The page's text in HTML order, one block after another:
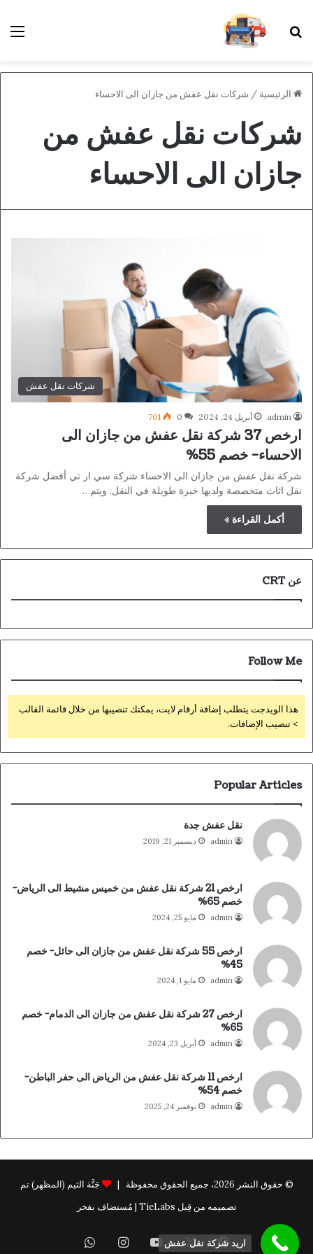
بحث عن
الرئيسية / شركات نقل عفش من جازان الى الاحساء
شركات نقل عفش من
جازان الى الاحساء
شركات نقل عفش
admin أبريل 24, 2024 0
701
ارخص 37 شركة نقل عفش من جازان الى
الاحساء- خصم 55%
شركة نقل عفش من جازان الى الاحساء شركة سي ار تي أفضل شركة
نقل اثاث متخصصة ولديها خبرة طويلة في النقل. ويتم…
أكمل القراءة »
عن CRT
Follow Me
هذا الويدجت يتطلب إضافة أرقام لايت، يمكنك تنصيبها من خلال قائمة القالب
> تنصيب الإضافات.
Popular Articles
نقل عفش جدة
admin ديسمبر 21, 2019
ارخص 21 شركة نقل عفش من خميس مشيط الى الرياض-
خصم 65%
admin مايو 25, 2024
ارخص 55 شركة نقل عفش من جازان الى حائل- خصم
45%
admin مايو 1, 2024
ارخص 27 شركة نقل عفش من جازان الى الدمام- خصم
65%
admin أبريل 23, 2024
ارخص 11 شركة نقل عفش من الرياض الى حفر الباطن-
خصم 54%
admin نوفمبر 24, 2025
© حقوق النشر 2026، جميع الحقوق محفوظة |
جَنَّة الثيم (المظهر) تم
تصميمه من قِبل TieLabs | مُستضاف بفخر
فيسبوك
X يوتيوبانستقرامواتساب اريد شركة نقل عفش